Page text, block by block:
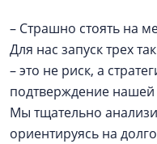
– Страшно стоять на
Для нас запуск трех
– это не риск, а
подтверждение нашей
Мы тщательно
ориентируясь на